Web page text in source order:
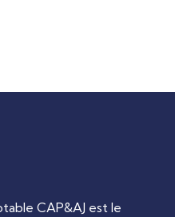
CAP&AJ est le